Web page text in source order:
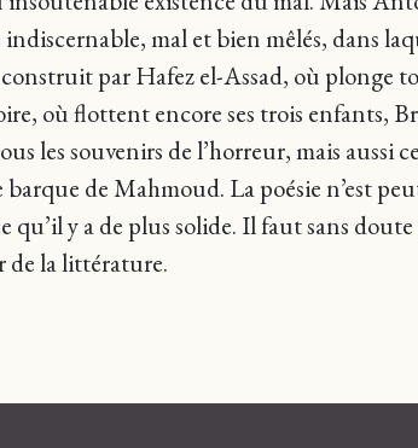
mal et bien mêlés, dans
par Hafez el-Assad, où plonge
où flottent encore ses trois enfants,
les souvenirs de l’horreur, mais aussi
de Mahmoud. La poésie n’est
qu’il y a de plus solide. Il faut sans
de la littérature.